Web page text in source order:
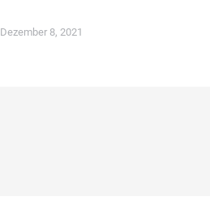
Dezember 8, 2021